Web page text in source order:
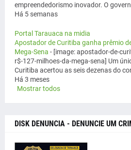
empreendedorismo inovador. O
Há 5 semanas
Portal Tarauaca na midia
Apostador de Curitiba ganha prêmio
Mega-Sena - [image: apostador-de-
r$-127-milhoes-da-mega-sena] Um
Curitiba acertou as seis dezenas do
Há 3 meses
Mostrar todos
DISK DENUNCIA - DENUNCIE UM